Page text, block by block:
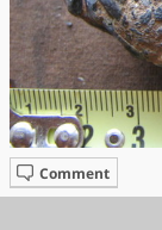
Comment